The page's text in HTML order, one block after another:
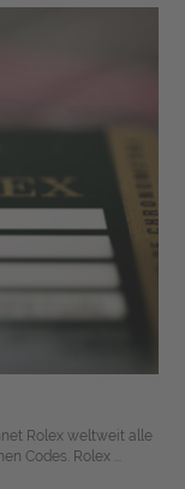
Rolex weltweit alle
Codes. Rolex ...